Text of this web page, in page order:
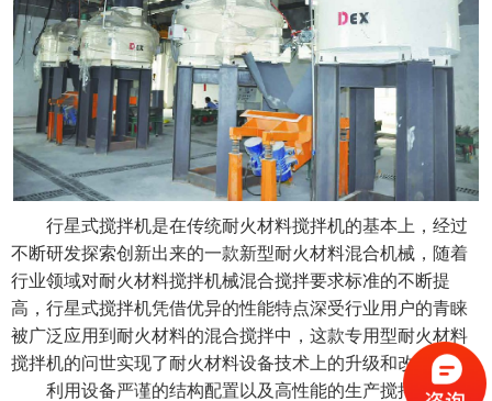
行星式搅拌机是在传统耐火材料搅拌机的基本上，经过
不断研发探索创新出来的一款新型耐火材料混合机械，随着
行业领域对耐火材料搅拌机械混合搅拌要求标准的不断提
高，行星式搅拌机凭借优异的性能特点深受行业用户的青睐
被广泛应用到耐火材料的混合搅拌中，这款专用型耐火材料
搅拌机的问世实现了耐火材料设备技术上的升级和改造。
利用设备严谨的结构配置以及高性能的生产搅拌装置，